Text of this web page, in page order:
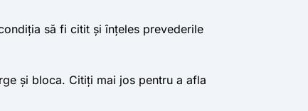
să fi citit și înțeles prevederile
și bloca. Citiți mai jos pentru a afla